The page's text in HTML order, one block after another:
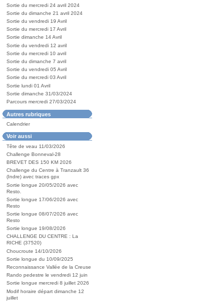
Sortie du mercredi 24 avril 2024
Sortie du dimanche 21 avril 2024
Sortie du vendredi 19 Avril
Sortie du mercredi 17 Avril
Sortie dimanche 14 Avril
Sortie du vendredi 12 avril
Sortie du mercredi 10 avril
Sortie du dimanche 7 avril
Sortie du vendredi 05 Avril
Sortie du mercredi 03 Avril
Sortie lundi 01 Avril
Sortie dimanche 31/03/2024
Parcours mercredi 27/03/2024
Autres rubriques
Calendrier
Voir aussi
Tête de veau 11/03/2026
Challenge Bonneval-28
BREVET DES 150 KM 2026
Challenge du Centre à Tranzault 36
(Indre) avec traces gpx
Sortie longue 20/05/2026 avec
Resto.
Sortie longue 17/06/2026 avec
Resto
Sortie longue 08/07/2026 avec
Resto
Sortie longue 19/08/2026
CHALLENGE DU CENTRE : La
RICHE (37520)
Choucroute 14/10/2026
Sortie longue du 10/09/2025
Reconnaissance Vallée de la Creuse
Rando pedestre le vendredi 12 juin
Sortie longue mercredi 8 juillet 2026
Modif horaire départ dimanche 12
juillet